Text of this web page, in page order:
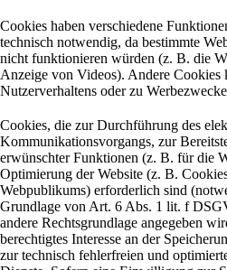
Cookies haben verschiedene
technisch notwendig, da bestimmte
nicht funktionieren würden (z. B. die
Anzeige von Videos). Andere Cookies
Nutzerverhaltens oder zu
Cookies, die zur Durchführung des
Kommunikationsvorgangs, zur
erwünschter Funktionen (z. B. für die
Optimierung der Website (z. B.
Webpublikums) erforderlich sind
Grundlage von Art. 6 Abs. 1 lit. f
andere Rechtsgrundlage angegeben
berechtigtes Interesse an der
zur technisch fehlerfreien und